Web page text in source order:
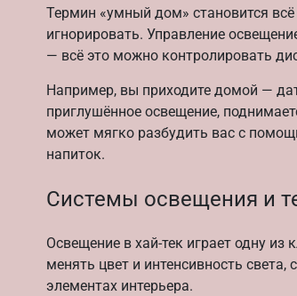
Термин «умный дом» становится
игнорировать. Управление
— всё это можно контролировать
Например, вы приходите домой —
приглушённое освещение,
может мягко разбудить вас с
напиток.
Системы освещения и
Освещение в хай-тек играет одну
менять цвет и интенсивность
элементах интерьера.